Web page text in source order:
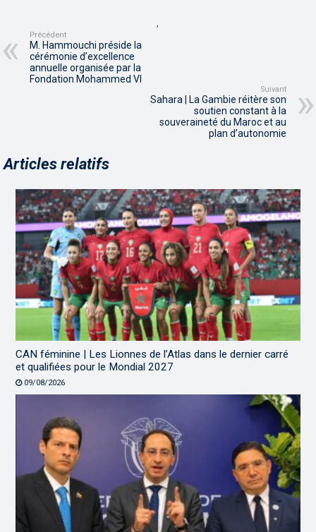
,
Précédent
M. Hammouchi préside la
cérémonie d’excellence
annuelle organisée par la
Fondation Mohammed VI
Suivant
Sahara | La Gambie réitère son
soutien constant à la
souveraineté du Maroc et au
plan d’autonomie
Articles relatifs
CAN féminine | Les Lionnes de l’Atlas dans le dernier carré
et qualifiées pour le Mondial 2027
09/08/2026